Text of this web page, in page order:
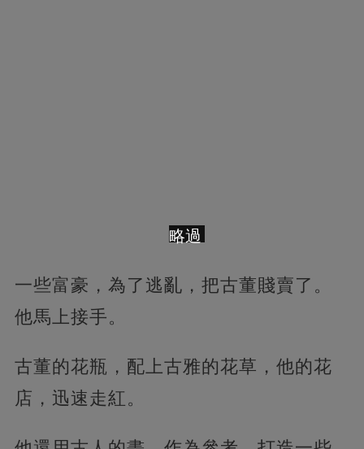
一些富豪，為了逃亂，把古董賤賣了。
他馬上接手。
古董的花瓶，配上古雅的花草，他的花
店，迅速走紅。
略過